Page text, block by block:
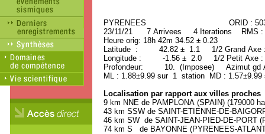
PYRENEES ORID :
23/11/21 7 Arrivees 4 Iterations RMS :
Heure orig: 18h 42m 34.52 ± 0.23
Latitude : 42.82 ± 1.1 1/2 Grand
Longitude : -1.56 ± 2.0 1/2 Petit Axe
Profondeur: 10. (Imposee) Azimut gd
ML : 1.88±9.99 sur 1 station MD :
Localisation par rapport aux villes proches
9 km NNE de PAMPLONA (SPAIN) (179000
43 km SSW de SAINT-ETIENNE-DE-
46 km SW de SAINT-JEAN-PIED-DE-PORT
74 km S de BAYONNE (PYRENEES-